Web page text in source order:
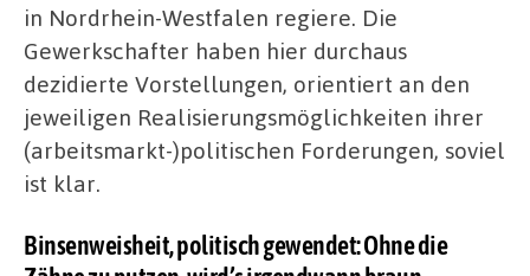
in Nordrhein-Westfalen regiere. Die
Gewerkschafter haben hier durchaus
dezidierte Vorstellungen, orientiert an den
jeweiligen Realisierungsmöglichkeiten ihrer
(arbeitsmarkt-)politischen Forderungen, soviel
ist klar.
Binsenweisheit, politisch gewendet: Ohne die